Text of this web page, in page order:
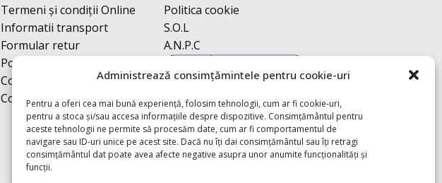
Administrează consimțămintele pentru cookie-uri
Pentru a oferi cea mai bună experiență, folosim tehnologii, cum ar fi cookie-uri,
pentru a stoca și/sau accesa informațiile despre dispozitive. Consimțământul pentru
aceste tehnologii ne permite să procesăm date, cum ar fi comportamentul de
navigare sau ID-uri unice pe acest site. Dacă nu îți dai consimțământul sau îți retragi
consimțământul dat poate avea afecte negative asupra unor anumite funcționalități și
funcții.
Termeni și condiții Online
Informatii transport
Formular retur
Politică cookies
Contact
Contul meu
Politica cookie
S.O.L
A.N.P.C